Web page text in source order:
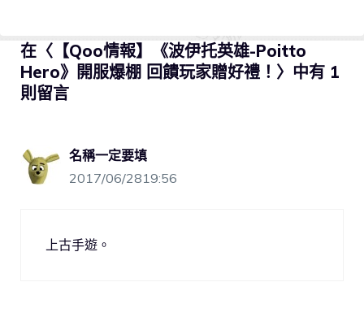
在〈【Qoo情報】《波伊托英雄-Poitto
Hero》開服爆棚 回饋玩家贈好禮！〉中有 1
則留言
名稱一定要填
2017/06/2819:56
上古手遊。